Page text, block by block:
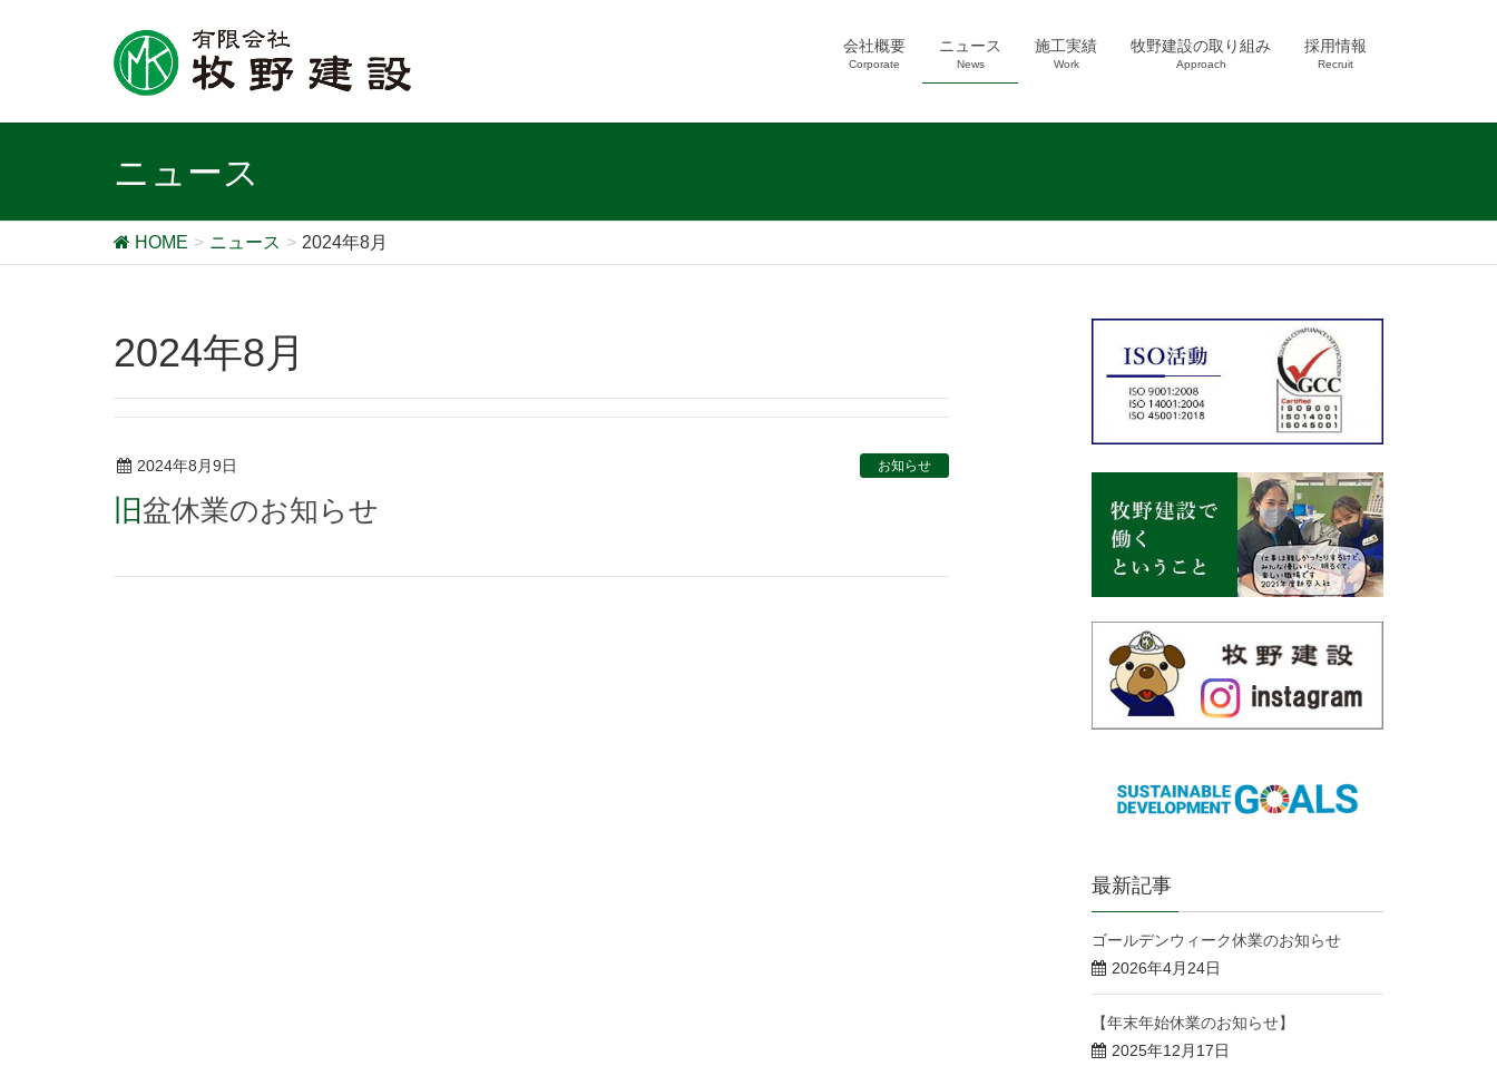
会社概要
Corporate
ニュース
News
施工実績
Work
牧野建設の取り組み
Approach
採用情報
Recruit
ニュース
HOME ニュース 2024年8月
2024年8月
2024年8月9日 お知らせ
旧盆休業のお知らせ
最新記事
ゴールデンウィーク休業のお知らせ
2026年4月24日
【年末年始休業のお知らせ】
2025年12月17日